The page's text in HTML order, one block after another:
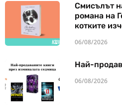
Смисълът
романа на
котките
06/08/2026
Най-
06/08/2026